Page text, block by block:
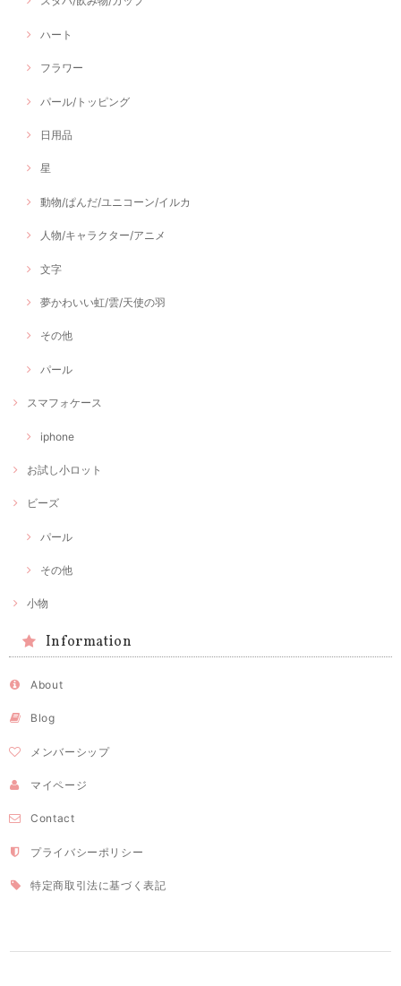
ハート
フラワー
パール/トッピング
日用品
星
動物/ぱんだ/ユニコーン/イルカ
人物/キャラクター/アニメ
文字
夢かわいい虹/雲/天使の羽
その他
パール
スマフォケース
iphone
お試し小ロット
ビーズ
パール
その他
小物
Information
About
Blog
メンバーシップ
マイページ
Contact
プライバシーポリシー
特定商取引法に基づく表記